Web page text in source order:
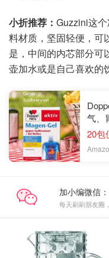
小折推荐： Guzzini这
料材质，坚固轻便，可
是，中间的内芯部分可
壶加水或是自己喜欢的
气、
20包
加小编微信：
每天刷刷朋友圈